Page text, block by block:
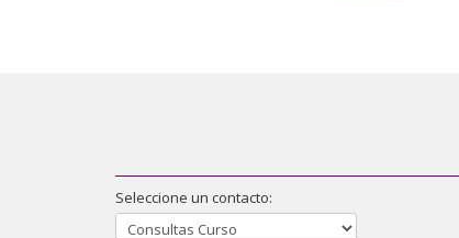
Seleccione un contacto: